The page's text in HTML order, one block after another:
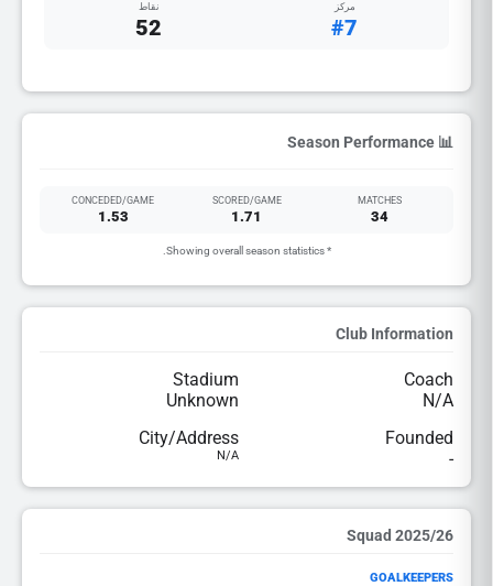
مركز
#7
نقاط
52
📊 Season Performance
MATCHES
34
SCORED/GAME
1.71
CONCEDED/GAME
1.53
* Showing overall season statistics.
Club Information
Coach
N/A
Stadium
Unknown
Founded
-
City/Address
N/A
2025/26 Squad
GOALKEEPERS